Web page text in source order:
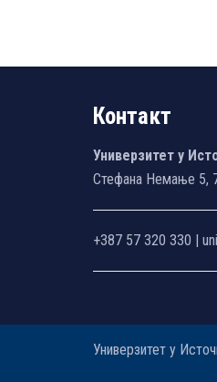
Контакт
Универзитет у
Стефана Немање 5,
+387 57 320 330 |
Универзитет у